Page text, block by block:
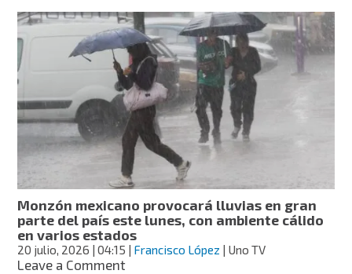
por
llegada
de
la
canícula
a
Nuevo
León;
se
esperan
temperaturas
de
hasta
40
grados
Monzón mexicano provocará lluvias en gran
parte del país este lunes, con ambiente cálido
en varios estados
20 julio, 2026 | 04:15 Francisco López | Uno TV
Leave a Commenton